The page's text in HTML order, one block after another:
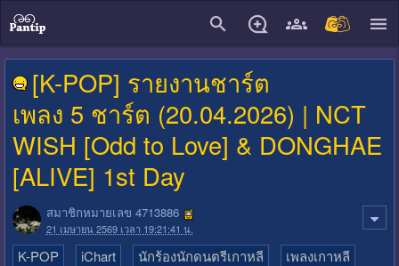
[K-POP] รายงานชาร์ต
เพลง 5 ชาร์ต (20.04.2026) | NCT
WISH [Odd to Love] & DONGHAE
[ALIVE] 1st Day
สมาชิกหมายเลข 4713886
21 เมษายน 2569 เวลา 19:21:41 น.
K-POP iChart นักร้องนักดนตรีเกาหลี เพลงเกาหลี
close